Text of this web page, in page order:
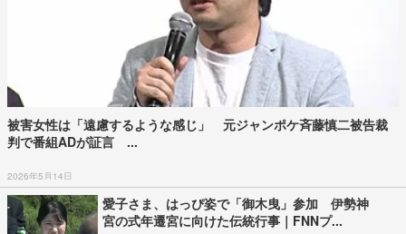
被害女性は「遠慮するような感じ」 元ジャンポケ斉藤慎二被告裁
判で番組ADが証言 ...
2026年5月14日
愛子さま、はっぴ姿で「御木曳」参加 伊勢神
宮の式年遷宮に向けた伝統行事｜FNNプ...